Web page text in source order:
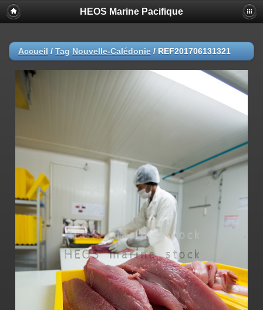
HEOS Marine Pacifique
Accueil / Tag Nouvelle-Calédonie / REF201706131321